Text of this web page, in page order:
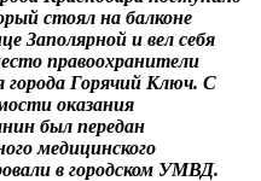
стоял на балконе
Заполярной и вел себя
правоохранители
города Горячий Ключ. С
оказания
был передан
медицинского
в городском УМВД.